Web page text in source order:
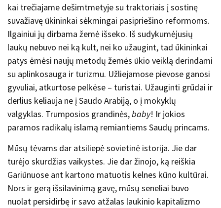
kai trečiajame dešimtmetyje su traktoriais į sostinę
suvažiavę ūkininkai sėkmingai pasipriešino reformoms.
Ilgainiui jų dirbama žemė išseko. Iš sudykumėjusių
laukų nebuvo nei ką kult, nei ko užaugint, tad ūkininkai
patys ėmėsi naujų metodų žemės ūkio veiklą derindami
su aplinkosauga ir turizmu. Užliejamose pievose ganosi
gyvuliai, atkurtose pelkėse – turistai. Užauginti grūdai ir
derlius keliauja ne į Saudo Arabiją, o į mokyklų
valgyklas. Trumposios grandinės,baby! Ir jokios
paramos radikalų islamą remiantiems Saudų princams.
Mūsų tėvams dar atsiliepė sovietinė istorija. Jie dar
turėjo skurdžias vaikystes. Jie dar žinojo, ką reiškia
Gariūnuose ant kartono matuotis kelnes kūno kultūrai.
Nors ir gerą išsilavinimą gavę, mūsų seneliai buvo
nuolat persidirbę ir savo atžalas laukinio kapitalizmo